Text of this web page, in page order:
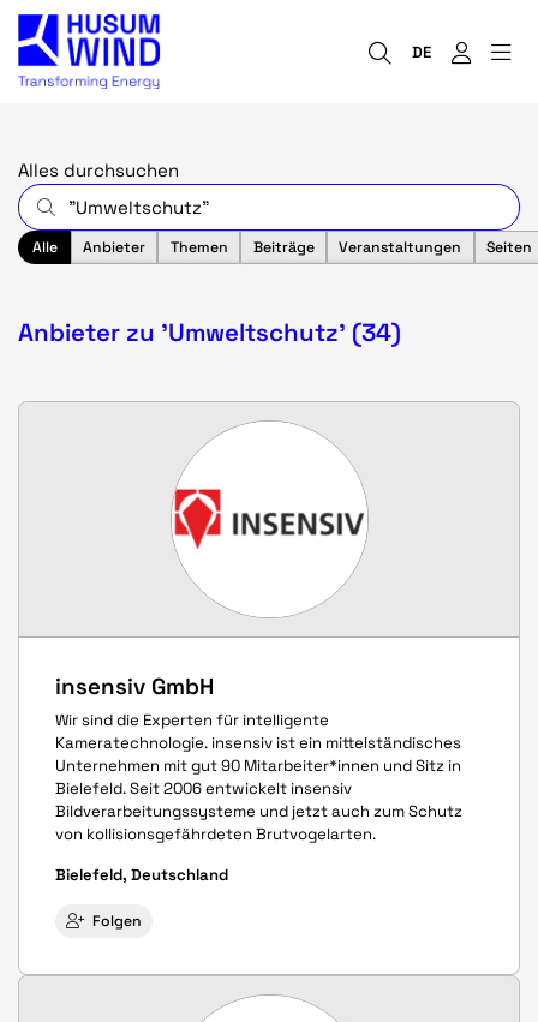
DE
Alles durchsuchen
Alle Anbieter Themen Beiträge Veranstaltungen Seiten
Anbieter zu 'Umweltschutz' (34)
insensiv GmbH
Wir sind die Experten für intelligente
Kameratechnologie. insensiv ist ein mittelständisches
Unternehmen mit gut 90 Mitarbeiter*innen und Sitz in
Bielefeld. Seit 2006 entwickelt insensiv
Bildverarbeitungssysteme und jetzt auch zum Schutz
von kollisionsgefährdeten Brutvogelarten.
Bielefeld, Deutschland
Folgen